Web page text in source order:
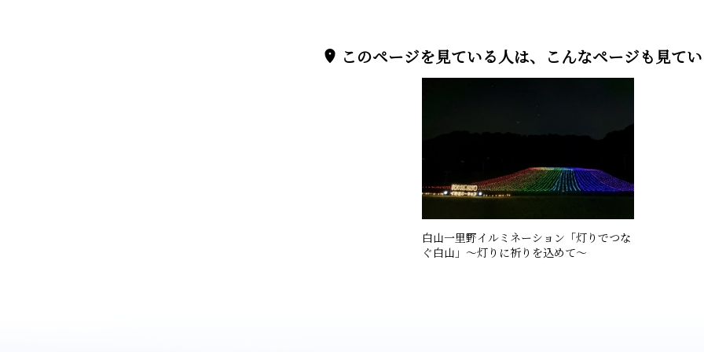
このページを見ている人は、 こんなページも見て
白山一里野イルミネーション「灯りでつな
ぐ白山」～灯りに祈りを込めて～